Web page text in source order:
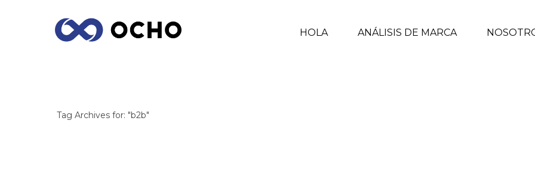
HOLA ANÁLISIS DE MARCA
Tag Archives for: "b2b"